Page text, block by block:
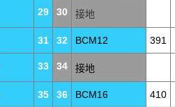
29 30 接地
31 32 BCM12 391
33 34 接地
35 36 BCM16 410